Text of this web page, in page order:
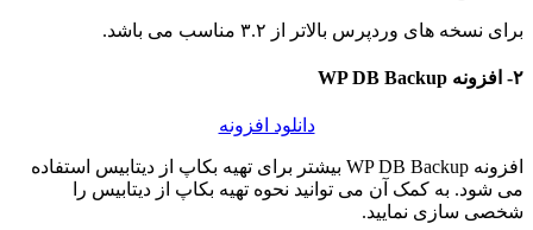
برای نسخه های وردپرس بالاتر از ۳.۲ مناسب می باشد.
۲- افزونه WP DB Backup
دانلود افزونه
افزونه WP DB Backup بیشتر برای تهیه بکاپ از دیتابیس استفاده
می شود. به کمک آن می توانید نحوه تهیه بکاپ از دیتابیس را
شخصی سازی نمایید.